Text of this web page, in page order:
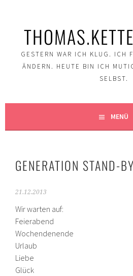
GESTERN WAR ICH KLUG. ICH
ÄNDERN. HEUTE BIN ICH
SELBST.
MENÜ
GENERATION STAND-BY
21.12.2013
Wir warten auf:
Feierabend
Wochendenende
Urlaub
Liebe
Glück